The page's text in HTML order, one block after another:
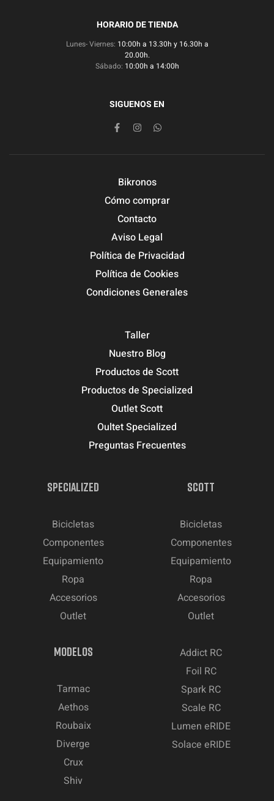
HORARIO DE TIENDA
Lunes- Viernes: 10:00h a 13.30h y 16.30h a
20.00h.
Sábado: 10:00h a 14:00h
SIGUENOS EN
Bikronos
Cómo comprar
Contacto
Aviso Legal
Política de Privacidad
Política de Cookies
Condiciones Generales
Taller
Nuestro Blog
Productos de Scott
Productos de Specialized
Outlet Scott
Oultet Specialized
Preguntas Frecuentes
SPECIALIZED
Bicicletas
Componentes
Equipamiento
Ropa
Accesorios
Outlet
SCOTT
Bicicletas
Componentes
Equipamiento
Ropa
Accesorios
Outlet
MODELOS
Tarmac
Aethos
Roubaix
Diverge
Crux
Shiv
Addict RC
Foil RC
Spark RC
Scale RC
Lumen eRIDE
Solace eRIDE